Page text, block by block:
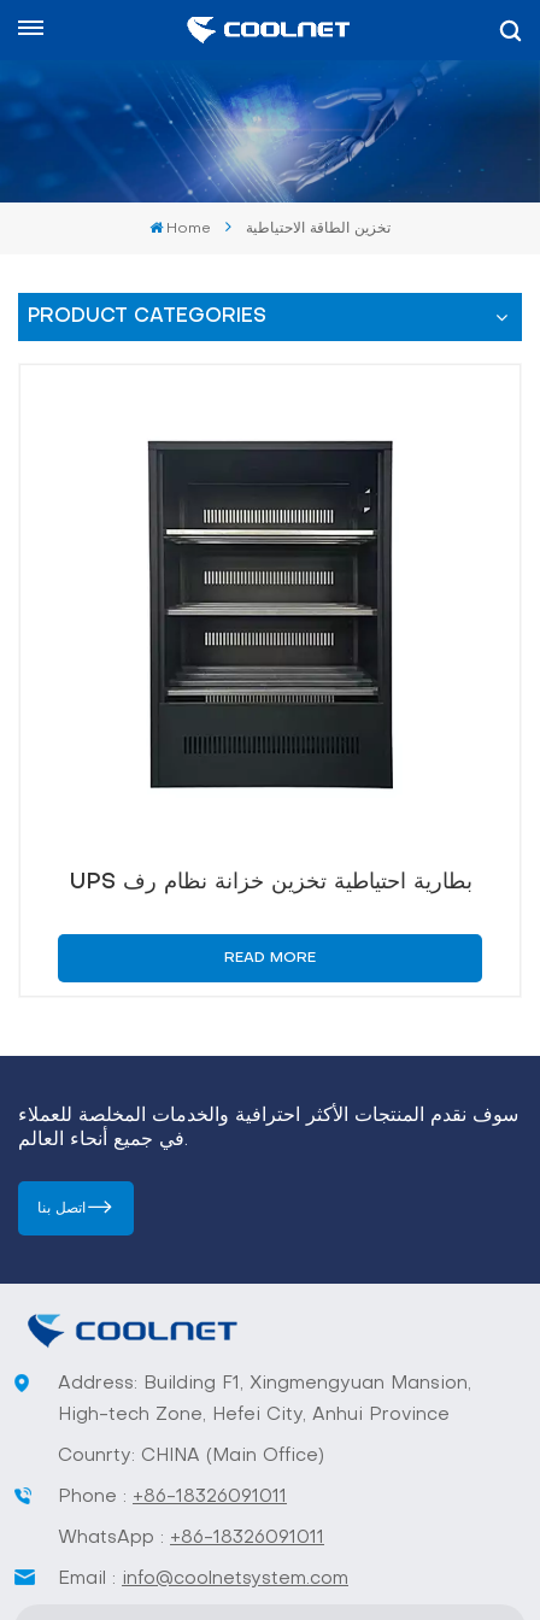
Home تخزين الطاقة الاحتياطية
PRODUCT CATEGORIES
UPS بطارية احتياطية تخزين خزانة نظام رف
READ MORE
سوف نقدم المنتجات الأكثر احترافية والخدمات المخلصة للعملاء
في جميع أنحاء العالم.
اتصل بنا
Address: Building F1, Xingmengyuan Mansion,
High-tech Zone, Hefei City, Anhui Province
Counrty: CHINA (Main Office)
Phone : +86-18326091011
WhatsApp : +86-18326091011
Email : info@coolnetsystem.com